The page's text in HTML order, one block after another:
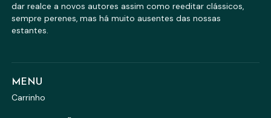
dar realce a novos autores assim como reeditar clássicos,
sempre perenes, mas há muito ausentes das nossas
estantes.
MENU
Carrinho